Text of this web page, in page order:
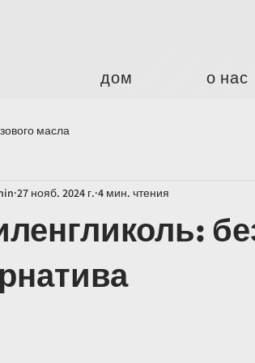
дом о нас
масла
27 нояб. 2024 г. 4 мин. чтения